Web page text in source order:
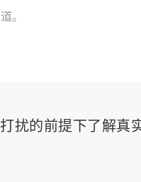
。
扰的前提下了解真